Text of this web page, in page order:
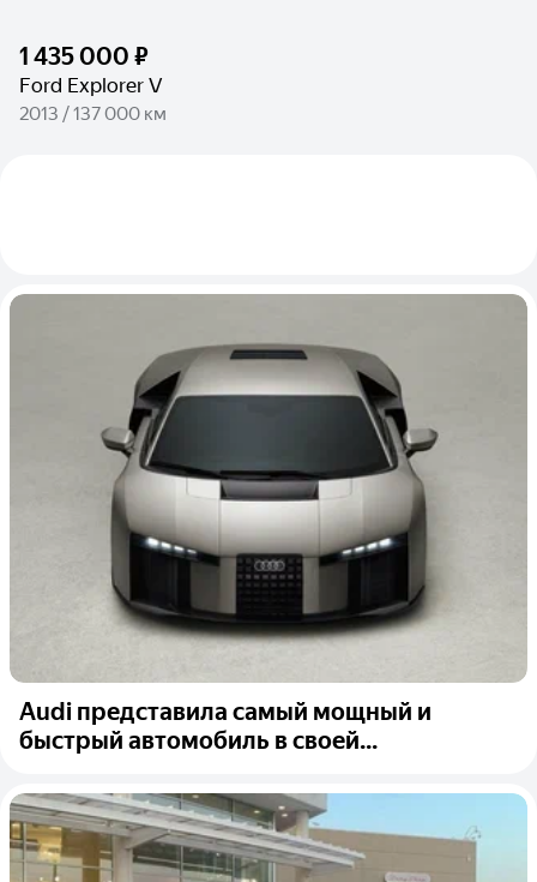
1 435 000 ₽
Ford Explorer V
2013 / 137 000 км
Audi представила самый мощный и
быстрый автомобиль в своей...